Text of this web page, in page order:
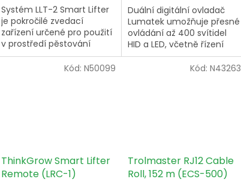
Systém LLT-2 Smart Lifter
je pokročilé zvedací
zařízení určené pro použití
v prostředí pěstování
rostlin.
Duální digitální ovladač
Lumatek umožňuje přesné
ovládání až 400 svítidel
HID a LED, včetně řízení
teploty, stmívání, času a
intenzity světla. Obsahuje
ThinkGrow Smart Lifter
Remote (LRC-1)
Kód: N50099
Trolmaster RJ12 Cable
Roll, 152 m (ECS-500)
Kód:N43263